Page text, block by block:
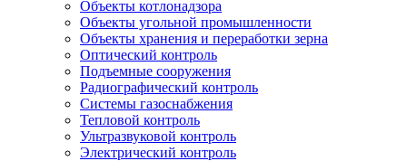
Объекты котлонадзора
Объекты угольной промышленности
Объекты хранения и переработки зерна
Оптический контроль
Подъемные сооружения
Радиографический контроль
Системы газоснабжения
Тепловой контроль
Ультразвуковой контроль
Электрический контроль